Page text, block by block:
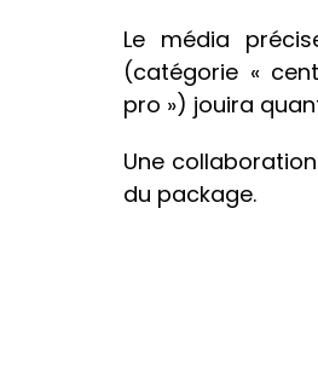
Le média
(catégorie «
pro ») jouira
Une
du package.